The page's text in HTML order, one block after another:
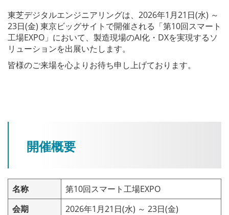
東芝デジタルエンジニアリングは、2026年1月21日(水) ～
23日(金) 東京ビッグサイトで開催される「第10回スマート
工場EXPO」において、製造現場のAI化・DXを実現するソ
リューションを出展いたします。
皆様のご来場を心よりお待ち申し上げております。
開催概要
名称
第10回スマート工場EXPO
会期
2026年1月21日(水) ～ 23日(金)